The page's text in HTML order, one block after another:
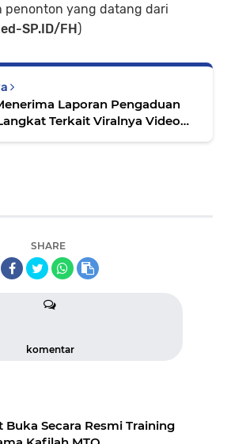
penonton yang datang dari
SP.ID/FH)
Laporan Pengaduan
Video
SHARE
komentar
Buka Secara Resmi Training